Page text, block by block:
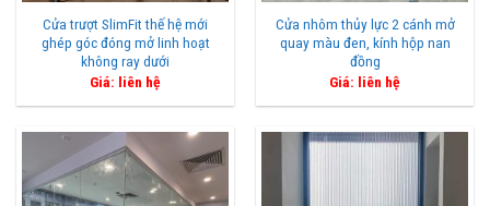
Cửa trượt SlimFit thế hệ mới
ghép góc đóng mở linh hoạt
không ray dưới
Giá: liên hệ
Cửa nhôm thủy lực 2 cánh mở
quay màu đen, kính hộp nan
đồng
Giá: liên hệ